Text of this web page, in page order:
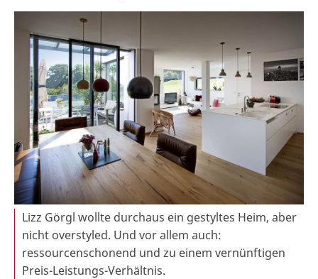
Lizz Görgl wollte durchaus ein gestyltes Heim, aber
nicht overstyled. Und vor allem auch:
ressourcenschonend und zu einem vernünftigen
Preis-Leistungs-Verhältnis.